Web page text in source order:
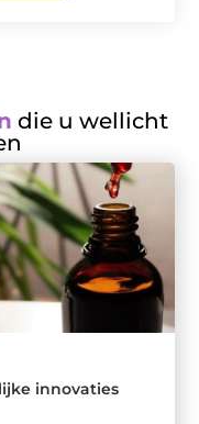
die u wellicht
innovaties